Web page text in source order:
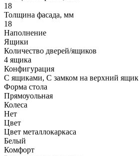
18
Толщина фасада, мм
18
Наполнение
Ящики
Количество дверей/ящиков
4 ящика
Конфигурация
С ящиками, С замком на верхний ящик
Форма стола
Прямоуольная
Колеса
Нет
Цвет
Цвет металлокаркаса
Белый
Комфорт